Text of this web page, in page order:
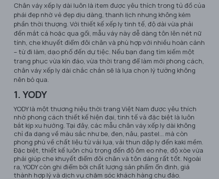
Chân váy xếp ly dài luôn là item được yêu thích trong tủ đồ của
phái đẹp nhờ vẻ đẹp dịu dàng, thanh lịch nhưng không kém
phần thời thượng. Với thiết kế xếp ly tinh tế, độ dài vừa phải
đến mắt cá hoặc qua gối, mẫu váy này dễ dàng tôn lên nét nữ
tính, che khuyết điểm đôi chân và phù hợp với nhiều hoàn cảnh
– từ đi làm, dạo phố đến dự tiệc. Nếu bạn đang tìm kiếm một
trang phục vừa kín đáo, vừa thời trang để làm mới phong cách,
chân váy xếp ly dài chắc chắn sẽ là lựa chọn lý tưởng không
nên bỏ qua.
1. YODY
YODY là một thương hiệu thời trang Việt Nam được yêu thích
nhờ phong cách thiết kế hiện đại, tinh tế và đặc biệt là luôn
bắt kịp xu hướng. Tại đây, các mẫu chân váy xếp ly dài không
chỉ đa dạng về màu sắc như be, đen, nâu, pastel… mà còn
phong phú về chất liệu từ vải lụa, vải thun dập ly đến kaki mềm.
Đặc biệt, thiết kế luôn chú trọng đến độ ôm eo nhẹ, độ xòe vừa
phải giúp che khuyết điểm đôi chân và tôn dáng rất tốt. Ngoài
ra, YODY còn ghi điểm bởi chất lượng sản phẩm ổn định, giá
thành hợp lý và dịch vụ chăm sóc khách hàng chu đáo.